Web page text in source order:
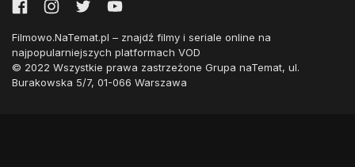
Filmowo.NaTemat.pl – znajdź filmy i seriale online na
najpopularniejszych platformach VOD
© 2022 Wszystkie prawa zastrzeżone Grupa naTemat, ul.
Burakowska 5/7, 01-066 Warszawa